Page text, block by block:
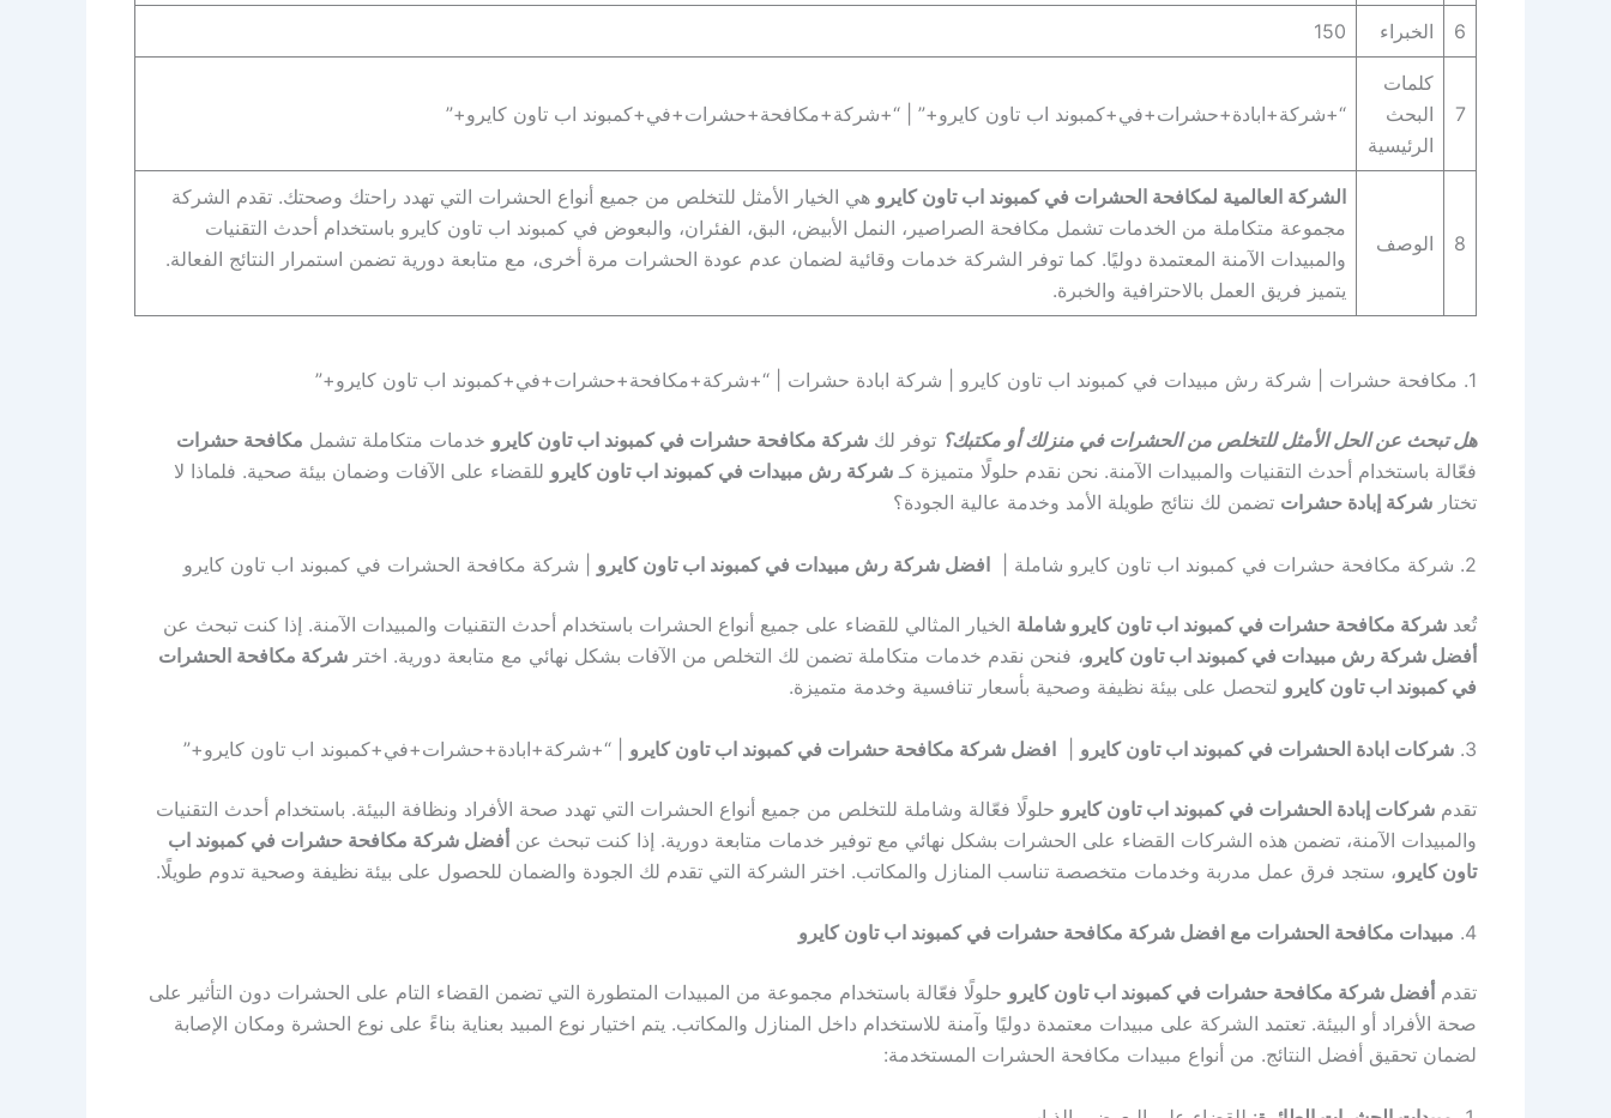
6 الخبراء 150
7
كلمات
البحث
الرئيسية
“+شركة+ابادة+حشرات+في+كمبوند اب تاون كايرو+” | “+شركة+مكافحة+حشرات+في+كمبوند اب تاون كايرو+”
8 الوصف
الشركة العالمية لمكافحة الحشرات في كمبوند اب تاون كايرو هي الخيار الأمثل للتخلص من جميع أنواع الحشرات التي تهدد راحتك وصحتك. تقدم الشركة
مجموعة متكاملة من الخدمات تشمل مكافحة الصراصير، النمل الأبيض، البق، الفئران، والبعوض في كمبوند اب تاون كايرو باستخدام أحدث التقنيات
والمبيدات الآمنة المعتمدة دوليًا. كما توفر الشركة خدمات وقائية لضمان عدم عودة الحشرات مرة أخرى، مع متابعة دورية تضمن استمرار النتائج الفعالة.
يتميز فريق العمل بالاحترافية والخبرة.
1. مكافحة حشرات | شركة رش مبيدات في كمبوند اب تاون كايرو | شركة ابادة حشرات | “+شركة+مكافحة+حشرات+في+كمبوند اب تاون كايرو+”
هل تبحث عن الحل الأمثل للتخلص من الحشرات في منزلك أو مكتبك؟ توفر لك شركة مكافحة حشرات في كمبوند اب تاون كايرو خدمات متكاملة تشمل مكافحة حشرات
فعّالة باستخدام أحدث التقنيات والمبيدات الآمنة. نحن نقدم حلولًا متميزة كـ شركة رش مبيدات في كمبوند اب تاون كايرو للقضاء على الآفات وضمان بيئة صحية. فلماذا لا
تختار شركة إبادة حشرات تضمن لك نتائج طويلة الأمد وخدمة عالية الجودة؟
2. شركة مكافحة حشرات في كمبوند اب تاون كايرو شاملة | افضل شركة رش مبيدات في كمبوند اب تاون كايرو | شركة مكافحة الحشرات في كمبوند اب تاون كايرو
تُعد شركة مكافحة حشرات في كمبوند اب تاون كايرو شاملة الخيار المثالي للقضاء على جميع أنواع الحشرات باستخدام أحدث التقنيات والمبيدات الآمنة. إذا كنت تبحث عن
أفضل شركة رش مبيدات في كمبوند اب تاون كايرو، فنحن نقدم خدمات متكاملة تضمن لك التخلص من الآفات بشكل نهائي مع متابعة دورية. اختر شركة مكافحة الحشرات
في كمبوند اب تاون كايرو لتحصل على بيئة نظيفة وصحية بأسعار تنافسية وخدمة متميزة.
3. شركات ابادة الحشرات في كمبوند اب تاون كايرو افضل شركة مكافحة حشرات في كمبوند اب تاون كايرو | “+شركة+ابادة+حشرات+في+كمبوند اب تاون كايرو+”
تقدم شركات إبادة الحشرات في كمبوند اب تاون كايرو حلولًا فعّالة وشاملة للتخلص من جميع أنواع الحشرات التي تهدد صحة الأفراد ونظافة البيئة. باستخدام أحدث التقنيات
والمبيدات الآمنة، تضمن هذه الشركات القضاء على الحشرات بشكل نهائي مع توفير خدمات متابعة دورية. إذا كنت تبحث عن أفضل شركة مكافحة حشرات في كمبوند اب
تاون كايرو، ستجد فرق عمل مدربة وخدمات متخصصة تناسب المنازل والمكاتب. اختر الشركة التي تقدم لك الجودة والضمان للحصول على بيئة نظيفة وصحية تدوم طويلًا.
4. مبيدات مكافحة الحشرات مع افضل شركة مكافحة حشرات في كمبوند اب تاون كايرو
تقدم أفضل شركة مكافحة حشرات في كمبوند اب تاون كايرو حلولًا فعّالة باستخدام مجموعة من المبيدات المتطورة التي تضمن القضاء التام على الحشرات دون التأثير على
صحة الأفراد أو البيئة. تعتمد الشركة على مبيدات معتمدة دوليًا وآمنة للاستخدام داخل المنازل والمكاتب. يتم اختيار نوع المبيد بعناية بناءً على نوع الحشرة ومكان الإصابة
لضمان تحقيق أفضل النتائج. من أنواع مبيدات مكافحة الحشرات المستخدمة: